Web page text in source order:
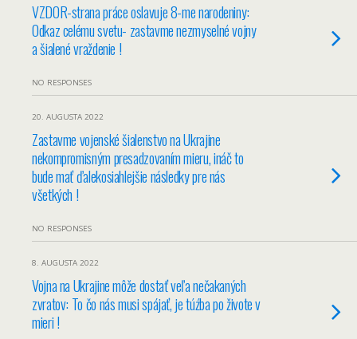
VZDOR-strana práce oslavuje 8-me narodeniny:
Odkaz celému svetu- zastavme nezmyselné vojny
a šialené vraždenie !
NO RESPONSES
20. AUGUSTA 2022
Zastavme vojenské šialenstvo na Ukrajine
nekompromisným presadzovaním mieru, ináč to
bude mať ďalekosiahlejšie následky pre nás
všetkých !
NO RESPONSES
8. AUGUSTA 2022
Vojna na Ukrajine môže dostať veľa nečakaných
zvratov: To čo nás musi spájať, je túźba po živote v
mieri !